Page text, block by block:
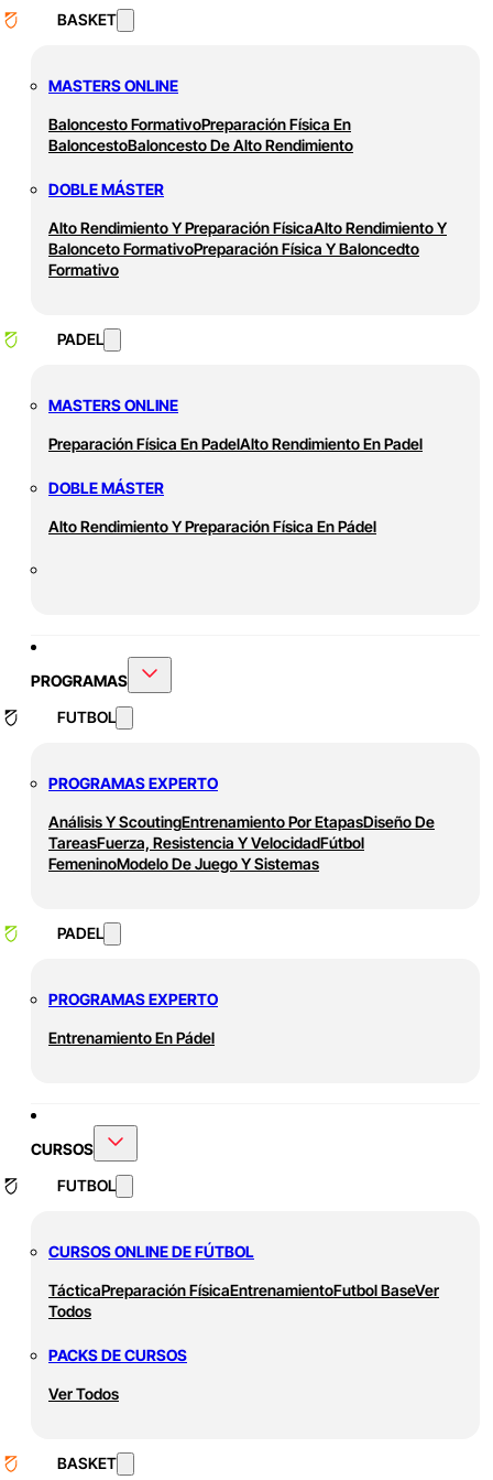
BASKET
MASTERS ONLINE
Baloncesto FormativoPreparación Física En
BaloncestoBaloncesto De Alto Rendimiento
DOBLE MÁSTER
Alto Rendimiento Y Preparación FísicaAlto Rendimiento Y
Balonceto FormativoPreparación Física Y Baloncedto
Formativo
PADEL
MASTERS ONLINE
Preparación Física En PadelAlto Rendimiento En Padel
DOBLE MÁSTER
Alto Rendimiento Y Preparación Física En Pádel
PROGRAMAS
FUTBOL
PROGRAMAS EXPERTO
Análisis Y ScoutingEntrenamiento Por EtapasDiseño De
TareasFuerza, Resistencia Y VelocidadFútbol
FemeninoModelo De Juego Y Sistemas
PADEL
PROGRAMAS EXPERTO
Entrenamiento En Pádel
CURSOS
FUTBOL
CURSOS ONLINE DE FÚTBOL
TácticaPreparación FísicaEntrenamientoFutbol BaseVer
Todos
PACKS DE CURSOS
Ver Todos
BASKET